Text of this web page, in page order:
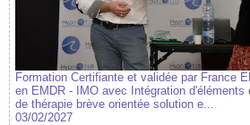
Formation Certifiante et validée par France
en EMDR - IMO avec Intégration d'éléments
de thérapie brève orientée solution e...
03/02/2027